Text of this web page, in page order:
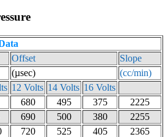
Offset
Slope
(µsec)
(cc/min)
12 Volts 14 Volts 16 Volts
680 495 375
2225
690 500 380
2255
720 525 405
2365